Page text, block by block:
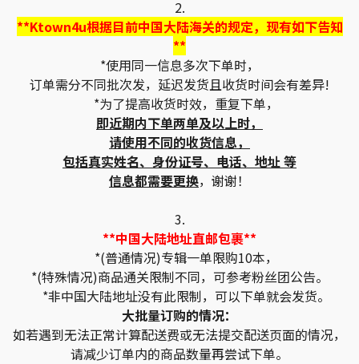
2.
**Ktown4u根据目前中国大陆海关的规定，现有如下告知
**
*使用同一信息多次下单时，
订单需分不同批次发，延迟发货且收货时间会有差异!
*为了提高收货时效，重复下单，
即近期内下单两单及以上时，
请使用不同的收货信息，
包括真实姓名、身份证号、电话、地址 等
信息都需要更换，谢谢！
3.
**中国大陆地址直邮包裹**
*(普通情况)专辑一单限购10本，
*(特殊情况)商品通关限制不同，可参考粉丝团公告。
*非中国大陆地址没有此限制，可以下单就会发货。
大批量订购的情况：
如若遇到无法正常计算配送费或无法提交配送页面的情况，
请减少订单内的商品数量再尝试下单。